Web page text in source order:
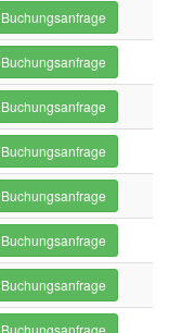
Buchungsanfrage
Buchungsanfrage
Buchungsanfrage
Buchungsanfrage
Buchungsanfrage
Buchungsanfrage
Buchungsanfrage
Buchungsanfrage